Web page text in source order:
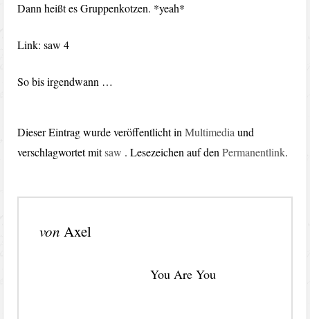
Dann heißt es Gruppenkotzen. *yeah*
Link: saw 4
So bis irgendwann …
Dieser Eintrag wurde veröffentlicht inMultimedia und
verschlagwortet mitsaw . Lesezeichen auf denPermanentlink.
vonAxel
You Are You